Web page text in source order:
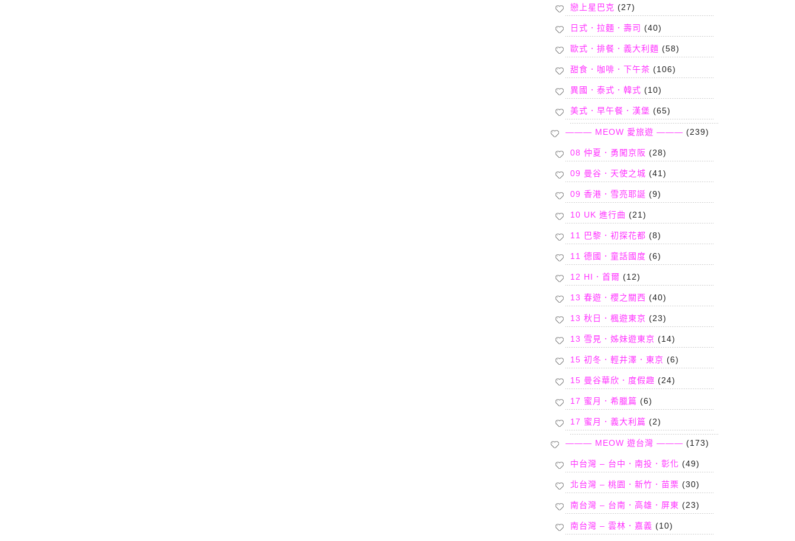
戀上星巴克 (27)
日式．拉麵．壽司 (40)
歐式．排餐．義大利麵 (58)
甜食．咖啡．下午茶 (106)
異國．泰式．韓式 (10)
美式．早午餐．漢堡 (65)
——— MEOW 愛旅遊 ——— (239)
08 仲夏．勇闖京阪 (28)
09 曼谷．天使之城 (41)
09 香港．雪亮耶誕 (9)
10 UK 進行曲 (21)
11 巴黎．初探花都 (8)
11 德國．童話國度 (6)
12 HI．首爾 (12)
13 春遊．櫻之關西 (40)
13 秋日．楓遊東京 (23)
13 雪見．姊妹遊東京 (14)
15 初冬．輕井澤．東京 (6)
15 曼谷華欣．度假趣 (24)
17 蜜月．希臘篇 (6)
17 蜜月．義大利篇 (2)
——— MEOW 遊台灣 ——— (173)
中台灣 – 台中．南投．彰化 (49)
北台灣 – 桃園．新竹．苗栗 (30)
南台灣 – 台南．高雄．屏東 (23)
南台灣 – 雲林．嘉義 (10)